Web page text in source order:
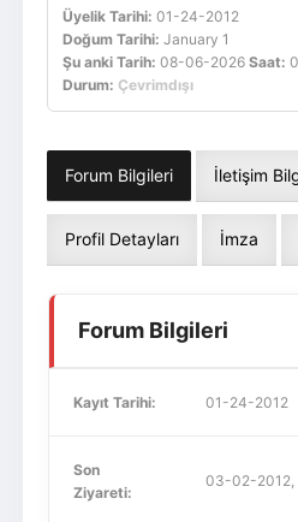
Üyelik Tarihi: 01-24-2012
Doğum Tarihi: January 1
Şu anki Tarih: 08-06-2026 Saat:
Durum: Çevrimdışı
Forum Bilgileri İletişim
Profil Detayları İmza
Forum Bilgileri
Kayıt Tarihi: 01-24-2012
Son
Ziyareti:
03-02-2012,